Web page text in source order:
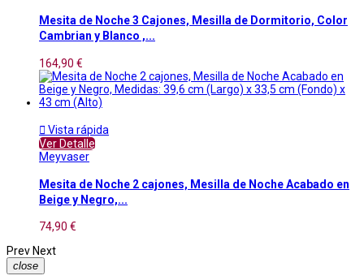
Mesita de Noche 3 Cajones, Mesilla de Dormitorio, Color
Cambrian y Blanco ,...
164,90 €
 Vista rápida
Ver Detalle
Meyvaser
Mesita de Noche 2 cajones, Mesilla de Noche Acabado en
Beige y Negro,...
74,90 €
Prev Next
close